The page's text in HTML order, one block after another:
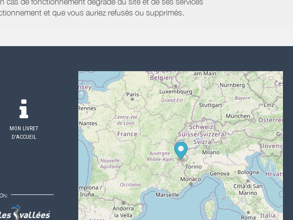
et que vous auriez refusés ou supprimés.
MON LIVRET
D'ACCUEIL